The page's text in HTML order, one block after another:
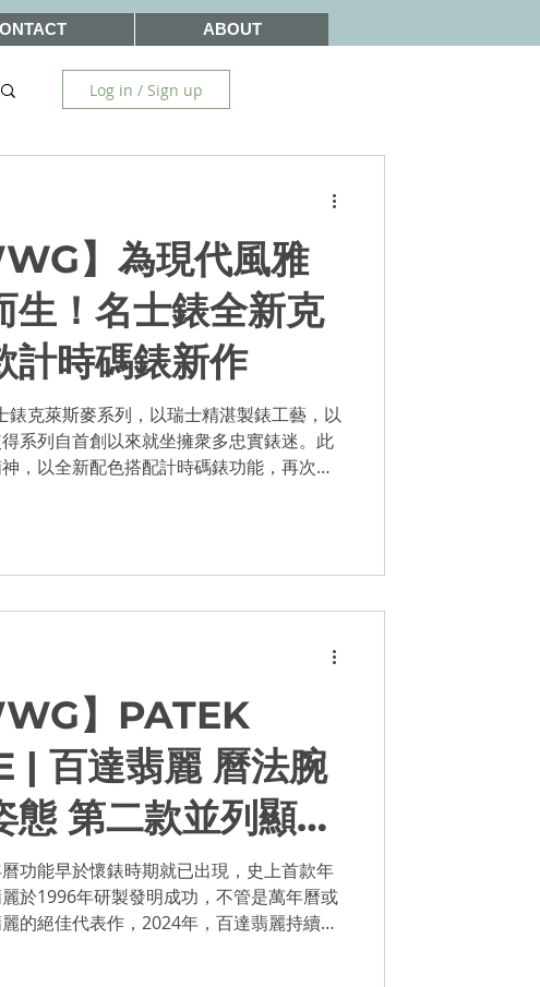
ABOUT
Log in / Sign up
】為現代風雅
生！名士錶全新克
計時碼錶新作
克萊斯麥系列，以瑞士精湛製錶工藝，以
系列自首創以來就坐擁衆多忠實錶迷。此
，以全新配色搭配計時碼錶功能，再次打
】PATEK
| 百達翡麗 曆法腕
態 第二款並列顯示
領軍登場
功能早於懷錶時期就已出現，史上首款年
於1996年研製發明成功，不管是萬年曆或
的絕佳代表作，2024年，百達翡麗持續為